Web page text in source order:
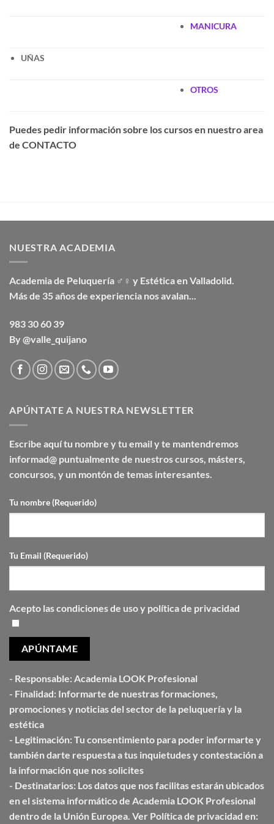
MANICURA
UÑAS
OTROS
Puedes pedir información sobre los cursos en nuestro area
de CONTACTO
NUESTRA ACADEMIA
Academia de Peluquería ♂♀ y Estética en Valladolid.
Más de 35 años de experiencia nos avalan...
983 30 60 39
By @valle_quijano
APÚNTATE A NUESTRA NEWSLETTER
Escribe aquí tu nombre y tu email y te mantendremos
informad@ puntualmente de nuestros cursos, másters,
concursos, y un montón de temas interesantes.
Tu nombre (Requerido)
Tu Email (Requerido)
Acepto lascondiciones de uso y política de privacidad
- Responsable: Academia LOOK Profesional
- Finalidad: Informarte de nuestras formaciones,
promociones y noticias del sector de la peluquería y la
estética
- Legitimación: Tu consentimiento para poder informarte y
también darte respuesta a tus inquietudes y contestación a
la información que nos solicites
- Destinatarios: Los datos que nos facilitas estarán ubicados
en el sistema informático de Academia LOOK Profesional
dentro de la Unión Europea. Ver Política de privacidad en: